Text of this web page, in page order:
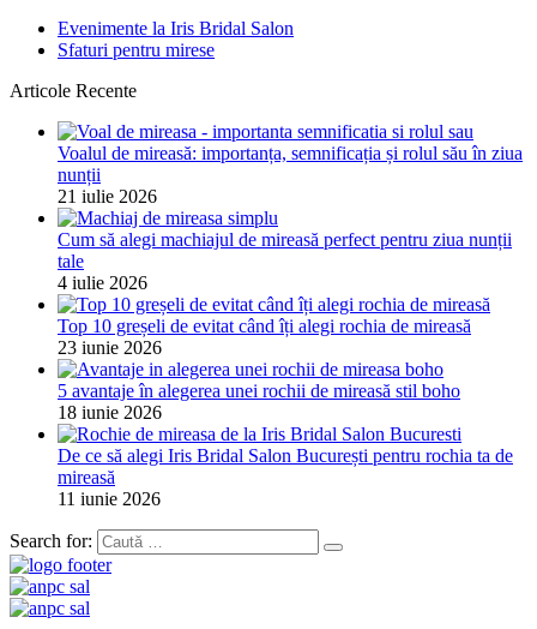
Evenimente la Iris Bridal Salon
Sfaturi pentru mirese
Articole Recente
Voalul de mireasă: importanța, semnificația și rolul său în ziua
nunții
21 iulie 2026
Cum să alegi machiajul de mireasă perfect pentru ziua nunții
tale
4 iulie 2026
Top 10 greșeli de evitat când îți alegi rochia de mireasă
23 iunie 2026
5 avantaje în alegerea unei rochii de mireasă stil boho
18 iunie 2026
De ce să alegi Iris Bridal Salon București pentru rochia ta de
mireasă
11 iunie 2026
Search for: